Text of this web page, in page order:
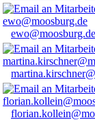
ewo@moosburg.de